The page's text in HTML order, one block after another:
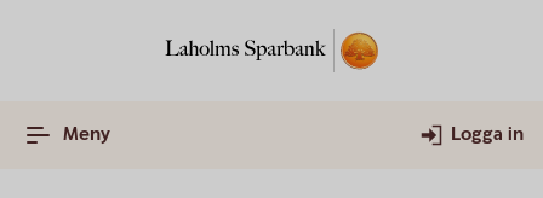
Meny Logga in